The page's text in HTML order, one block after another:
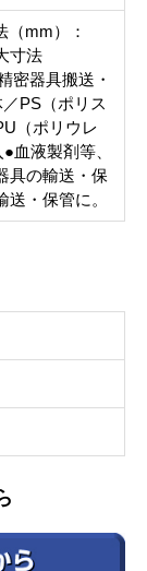
（mm）：
寸法
密器具搬送・
PS（ポリス
（ポリウレ
血液製剤等、
具の輸送・保
・保管に。